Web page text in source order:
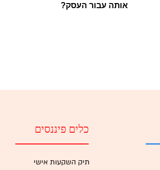
אותה עבור העסק?
כלים פיננסים
תיק השקעות אישי